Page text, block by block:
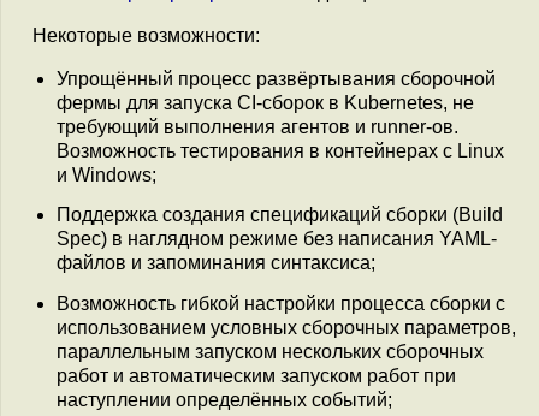
Некоторые возможности:
Упрощённый процесс развёртывания сборочной
фермы для запуска CI-сборок в Kubernetes, не
требующий выполнения агентов и runner-ов.
Возможность тестирования в контейнерах с Linux
и Windows;
Поддержка создания спецификаций сборки (Build
Spec) в наглядном режиме без написания YAML-
файлов и запоминания синтаксиса;
Возможность гибкой настройки процесса сборки с
использованием условных сборочных параметров,
параллельным запуском нескольких сборочных
работ и автоматическим запуском работ при
наступлении определённых событий;